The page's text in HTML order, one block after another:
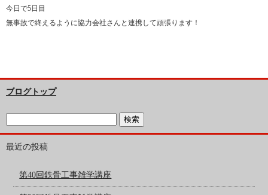
今日で5日目
無事故で終えるように協力会社さんと連携して頑張ります！
ブログトップ
最近の投稿
第40回鉄骨工事雑学講座